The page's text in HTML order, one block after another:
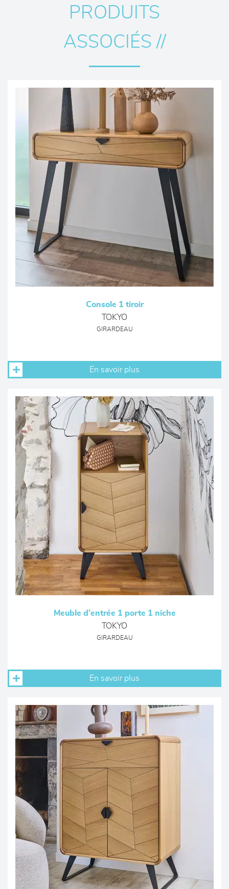
PRODUITS
ASSOCIÉS //
Console 1 tiroir
TOKYO
GIRARDEAU
En savoir plus
Meuble d’entrée 1 porte 1 niche
TOKYO
GIRARDEAU
En savoir plus